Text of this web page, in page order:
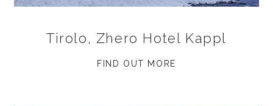
Tirolo, Zhero Hotel Kappl
FIND OUT MORE